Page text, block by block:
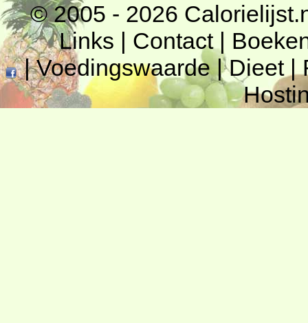
© 2005 - 2026
Links | Contact|
|Voedingswaarde|Dieet|